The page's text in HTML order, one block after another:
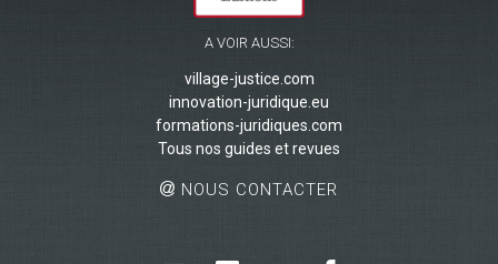
A VOIR AUSSI:
village-justice.com
innovation-juridique.eu
formations-juridiques.com
Tous nos guides et revues
NOUS CONTACTER